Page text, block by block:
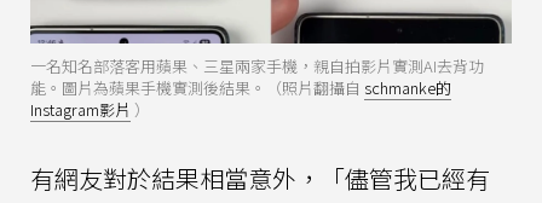
一名知名部落客用蘋果、三星兩家手機，親自拍影片實測AI去背功
能。圖片為蘋果手機實測後結果。（照片翻攝自 schmanke的
Instagram影片 ）
有網友對於結果相當意外，「儘管我已經有